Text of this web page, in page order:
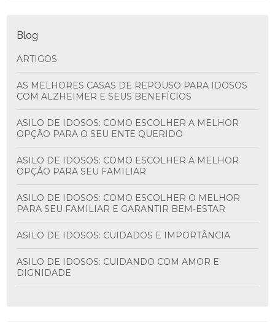
Blog
ARTIGOS
AS MELHORES CASAS DE REPOUSO PARA IDOSOS
COM ALZHEIMER E SEUS BENEFÍCIOS
ASILO DE IDOSOS: COMO ESCOLHER A MELHOR
OPÇÃO PARA O SEU ENTE QUERIDO
ASILO DE IDOSOS: COMO ESCOLHER A MELHOR
OPÇÃO PARA SEU FAMILIAR
ASILO DE IDOSOS: COMO ESCOLHER O MELHOR
PARA SEU FAMILIAR E GARANTIR BEM-ESTAR
ASILO DE IDOSOS: CUIDADOS E IMPORTÂNCIA
ASILO DE IDOSOS: CUIDANDO COM AMOR E
DIGNIDADE